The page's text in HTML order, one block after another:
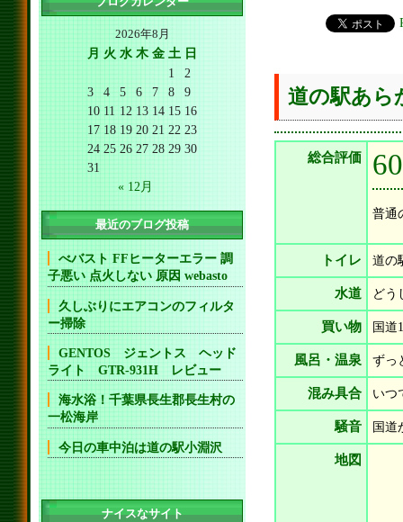
道の駅あら
総合評価
普通
トイレ 道の
水道 どう
買い物 国道
風呂・温泉 ずっ
混み具合 いつ
騒音 国道
地図
2026年8月
月 火 水 木 金 土 日
1
2
3
4 5 6 7 8
9
10 11 12 13 14 15 16
17 18 19 20 21 22 23
24 25 26 27 28 29 30
31
« 12月
最近のブログ投稿
べバスト FFヒーターエラー 調
子悪い 点火しない 原因 webasto
久しぶりにエアコンのフィルタ
ー掃除
GENTOS ジェントス ヘッド
ライト GTR-931H レビュー
海水浴！千葉県長生郡長生村の
一松海岸
今日の車中泊は道の駅小淵沢
ナイスなサイト